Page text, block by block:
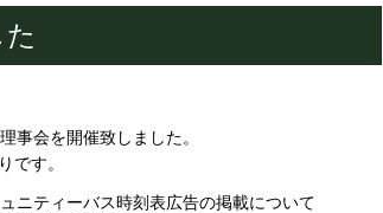
事会を開催致しました。
です。
ニティーバス時刻表広告の掲載について